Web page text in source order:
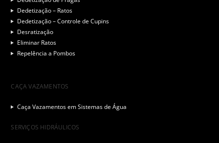
Dedetização – Ratos
Dedetização – Controle de Cupins
Desratização
Eliminar Ratos
Repelência a Pombos
CAÇA VAZAMENTOS
Caça Vazamentos em Sistemas de Água
SERVIÇOS HIDRÁULICOS